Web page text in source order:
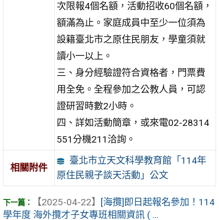
次限報4個名額，活動招收60個名額，
額滿為止。家庭成員中至少一位須為
設籍臺北市之原住民朋友，學童須就
讀小一以上。
三、身分經驗證符合資格者，門票費
用全免。全程參加之公教人員，可認
證研習時數2小時。
四、詳如活動簡章，或來電02-28314
551分機211洽詢。
相關附件
臺北市立天文科學教育館「114年
原住民親子談天活動」公文
【2025-04-22】 [海攬]即日起報名參加！114
學年度 海外攬才子女專班相關資訊 ( ...